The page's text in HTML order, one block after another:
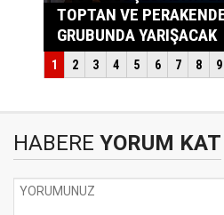
HABERE YORUM KAT